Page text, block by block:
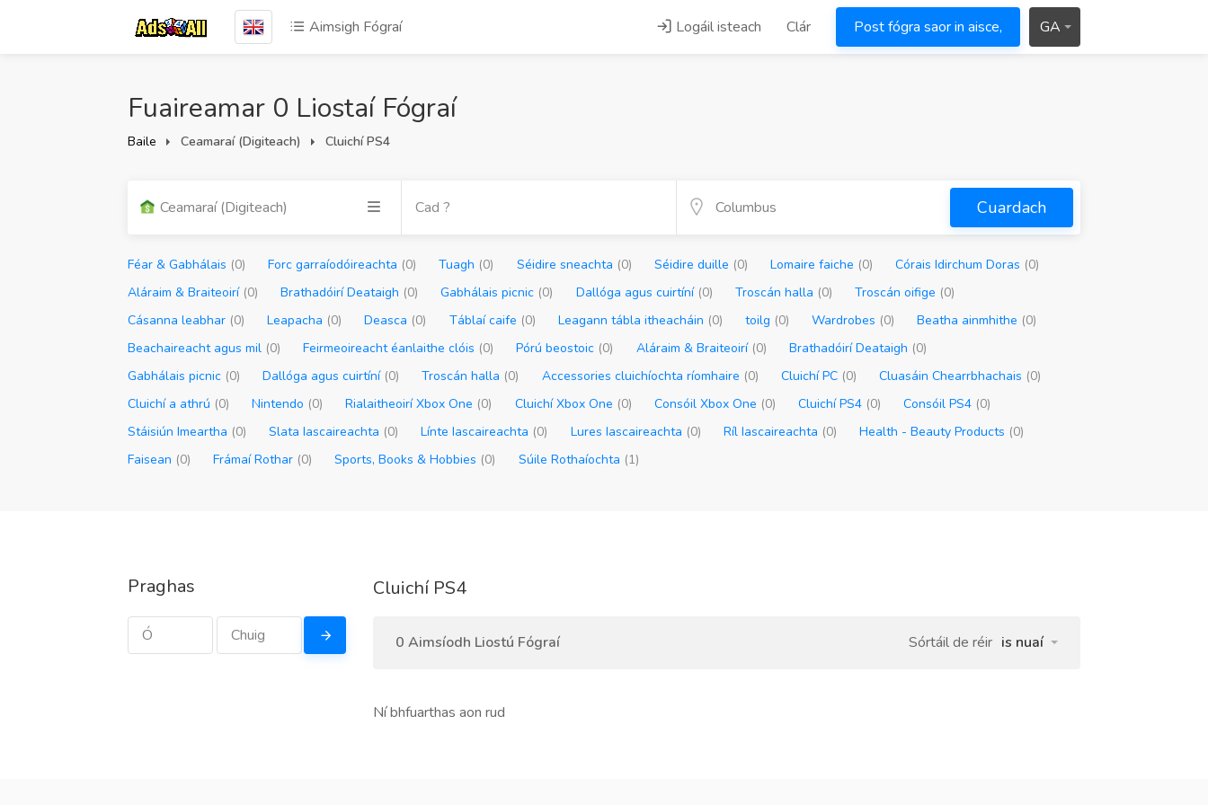
Aimsigh Fógraí Logáil isteach Clár Post fógra saor in aisce, GA
Fuaireamar 0 Liostaí Fógraí
Baile Ceamaraí (Digiteach) Cluichí PS4
Ceamaraí (Digiteach) Cuardach
Féar & Gabhálais (0) Forc garraíodóireachta (0) Tuagh (0) Séidire sneachta (0) Séidire duille (0) Lomaire faiche (0) Córais Idirchum Doras (0)
Aláraim & Braiteoirí (0) Brathadóirí Deataigh (0) Gabhálais picnic (0) Dallóga agus cuirtíní (0) Troscán halla (0) Troscán oifige (0)
Cásanna leabhar (0) Leapacha (0) Deasca (0) Táblaí caife (0) Leagann tábla itheacháin (0) toilg (0) Wardrobes (0) Beatha ainmhithe (0)
Beachaireacht agus mil (0) Feirmeoireacht éanlaithe clóis (0) Pórú beostoic (0) Aláraim & Braiteoirí (0) Brathadóirí Deataigh (0)
Gabhálais picnic (0) Dallóga agus cuirtíní (0) Troscán halla (0) Accessories cluichíochta ríomhaire (0) Cluichí PC (0) Cluasáin Chearrbhachais (0)
Cluichí a athrú (0) Nintendo (0) Rialaitheoirí Xbox One (0) Cluichí Xbox One (0) Consóil Xbox One (0) Cluichí PS4 (0) Consóil PS4 (0)
Stáisiún Imeartha (0) Slata Iascaireachta (0) Línte Iascaireachta (0) Lures Iascaireachta (0) Ríl Iascaireachta (0) Health - Beauty Products (0)
Faisean (0) Frámaí Rothar (0) Sports, Books & Hobbies (0) Súile Rothaíochta (1)
Praghas Cluichí PS4
0 Aimsíodh Liostú Fógraí Sórtáil de réir is nuaí
Ní bhfuarthas aon rud